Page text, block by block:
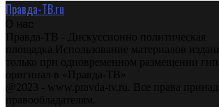
Правда-ТВ.ru
О нас
Правда-ТВ - Дискуссионно политическая
площадка.Использование материалов
только при одновременном размещении
оригинал в «Правда-ТВ»
@2023 - www.pravda-tv.ru. Все права
правообладателям.